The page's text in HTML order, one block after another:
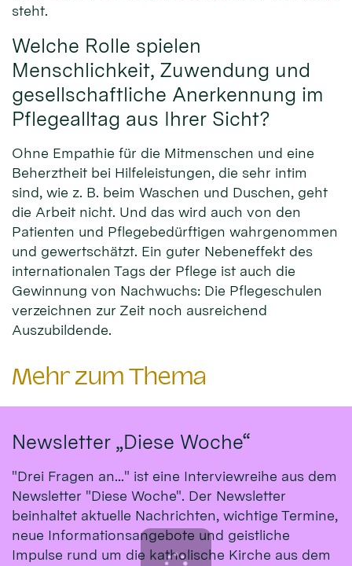
steht.
Welche Rolle spielen
Menschlichkeit, Zuwendung und
gesellschaftliche Anerkennung im
Pflegealltag aus Ihrer Sicht?
Ohne Empathie für die Mitmenschen und eine
Beherztheit bei Hilfeleistungen, die sehr intim
sind, wie z. B. beim Waschen und Duschen, geht
die Arbeit nicht. Und das wird auch von den
Patienten und Pflegebedürftigen wahrgenommen
und gewertschätzt. Ein guter Nebeneffekt des
internationalen Tags der Pflege ist auch die
Gewinnung von Nachwuchs: Die Pflegeschulen
verzeichnen zur Zeit noch ausreichend
Auszubildende.
Mehr zum Thema
Newsletter „Diese Woche“
"Drei Fragen an..." ist eine Interviewreihe aus dem
Newsletter "Diese Woche". Der Newsletter
beinhaltet aktuelle Nachrichten, wichtige Termine,
neue Informationsangebote und geistliche
Impulse rund um die katholische Kirche aus dem